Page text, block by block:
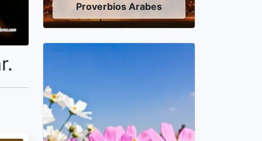
Proverbios Arabes